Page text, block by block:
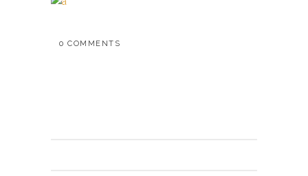
0 COMMENTS